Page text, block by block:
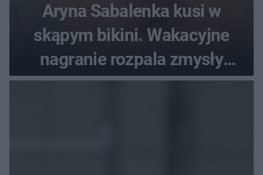
Aryna Sabalenka kusi w
skąpym bikini. Wakacyjne
nagranie rozpala zmysły
fanów